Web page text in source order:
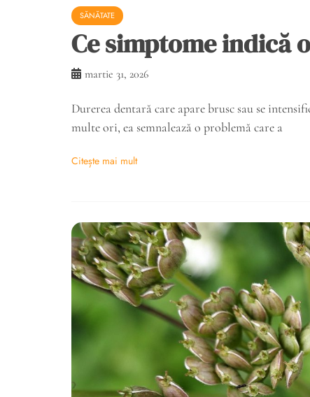
SĂNĂTATE
Ce simptome indică
martie 31, 2026
Durerea dentară care apare brusc sau se
multe ori, ea semnalează o problemă care a
Citește mai mult